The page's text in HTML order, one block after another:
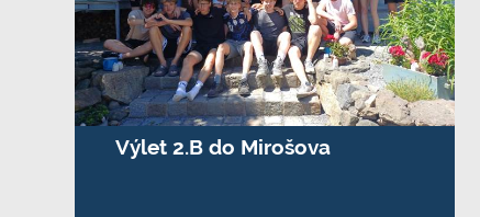
Výlet 2.B do Mirošova